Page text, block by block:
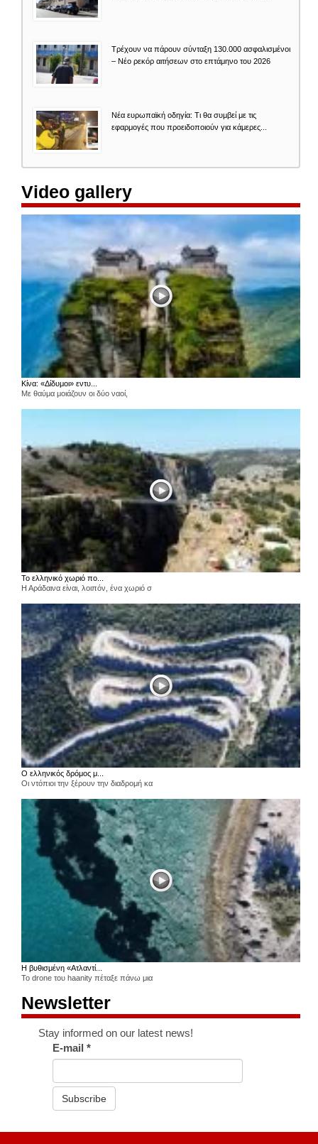
Τρέχουν να πάρουν σύνταξη 130.000 ασφαλισμένοι
– Νέο ρεκόρ αιτήσεων στο επτάμηνο του 2026
Νέα ευρωπαϊκή οδηγία: Τι θα συμβεί με τις
εφαρμογές που προειδοποιούν για κάμερες...
Video gallery
Κίνα: «Δίδυμοι» εντυ...
Με θαύμα μοιάζουν οι δύο ναοί,
Το ελληνικό χωριό πο...
Η Αράδαινα είναι, λοιπόν, ένα χωριό σ
Ο ελληνικός δρόμος μ...
Οι ντόπιοι την ξέρουν την διαδρομή κα
Η βυθισμένη «Ατλαντί...
Το drone του haanity πέταξε πάνω μια
Newsletter
Stay informed on our latest news!
E-mail*
Subscribe